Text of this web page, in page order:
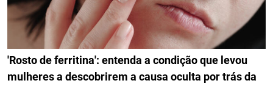
'Rosto de ferritina': entenda a condição que levou
mulheres a descobrirem a causa oculta por trás da